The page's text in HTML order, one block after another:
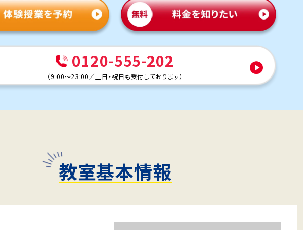
0120-555-202
（9:00～23:00 ／土日・祝日も受付しております）
教室基本情報